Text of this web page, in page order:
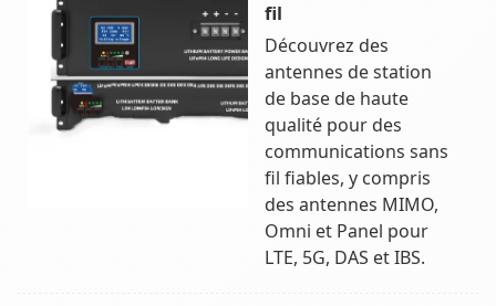
fil
Découvrez des
antennes de station
de base de haute
qualité pour des
communications sans
fil fiables, y compris
des antennes MIMO,
Omni et Panel pour
LTE, 5G, DAS et IBS.